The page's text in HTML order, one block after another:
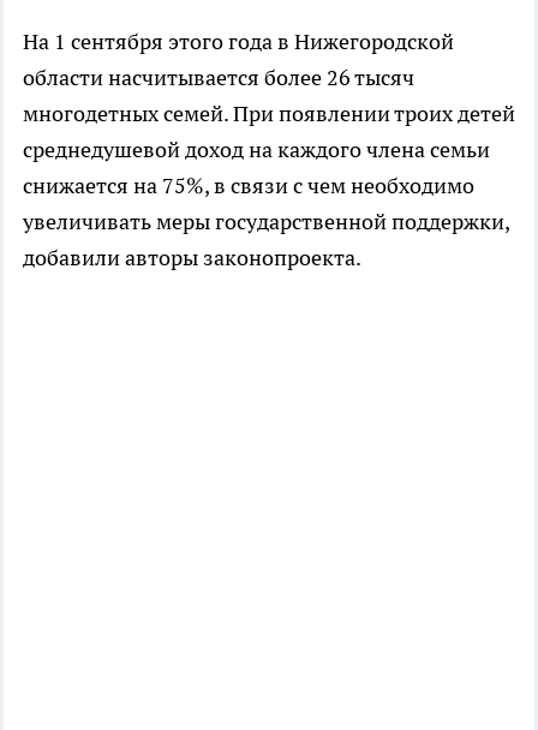
На 1 сентября этого года в Нижегородской
области насчитывается более 26 тысяч
многодетных семей. При появлении троих детей
среднедушевой доход на каждого члена семьи
снижается на 75%, в связи с чем необходимо
увеличивать меры государственной поддержки,
добавили авторы законопроекта.